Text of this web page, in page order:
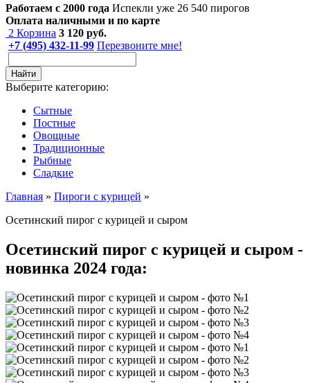
Работаем с 2000 года Испекли уже 26 540 пирогов
Оплата наличными и по карте
2 Корзина 3 120 руб.
+7 (495) 432-11-99 Перезвоните мне!
Найти
Выберите категорию:
Сытные
Постные
Овощные
Традиционные
Рыбные
Сладкие
Главная » Пироги с курицей »
Осетинский пирог с курицей и сыром
Осетинский пирог с курицей и сыром -
новинка 2024 года: